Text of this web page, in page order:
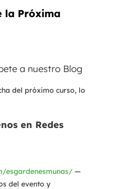
la Próxima
a nuestro Blog
del próximo curso, lo
en Redes
esgardenesmunas/—
del evento y